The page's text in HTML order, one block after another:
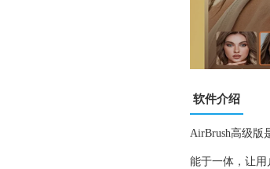
软件介绍
AirBrush高级版
能于一体，让用